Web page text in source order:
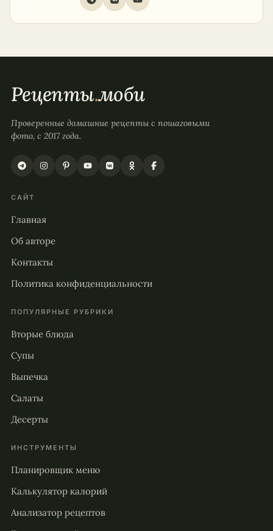
Рецепты.моби
Проверенные домашние рецепты с пошаговыми
фото, с 2017 года.
САЙТ
Главная
Об авторе
Контакты
Политика конфиденциальности
ПОПУЛЯРНЫЕ РУБРИКИ
Вторые блюда
Супы
Выпечка
Салаты
Десерты
ИНСТРУМЕНТЫ
Планировщик меню
Калькулятор калорий
Анализатор рецептов